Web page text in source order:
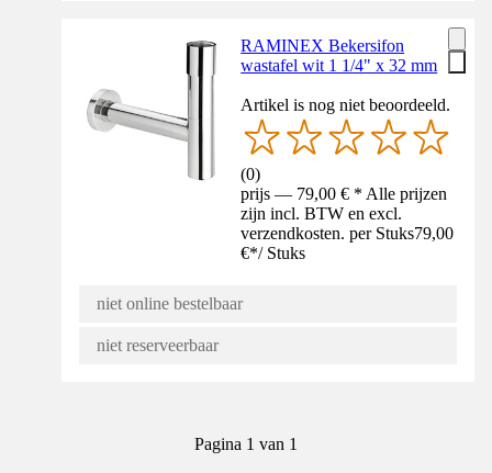
RAMINEX Bekersifon
wastafel wit 1 1/4" x 32 mm
Artikel is nog niet beoordeeld.
(0)
prijs — 79,00 € * Alle prijzen
zijn incl. BTW en excl.
verzendkosten. per Stuks79,00
€*/ Stuks
niet online bestelbaar
niet reserveerbaar
Pagina 1 van 1